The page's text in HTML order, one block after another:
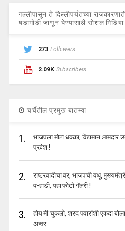
गल्लीपासून ते दिल्लीपर्यंतच्या
घडामोडी जाणून घेण्यासाठी सोशल
273 Followers
2.09K Subscribers
चर्चेतील प्रमुख बातम्या
1.
भाजपला मोठा धक्का, विद्यमान आमदार
प्रवेश !
2.
राष्ट्रवादीचा वर, भाजपची वधू,
व-हाडी, पहा फोटो गॅलरी !
3.
होय मी चुकलो, शरद पवारांशी एकदा
अन्वर